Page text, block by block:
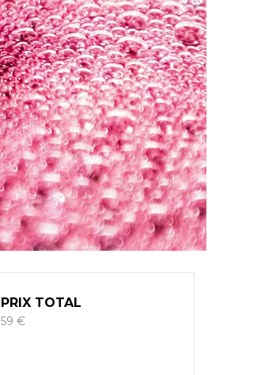
PRIX TOTAL
59 €